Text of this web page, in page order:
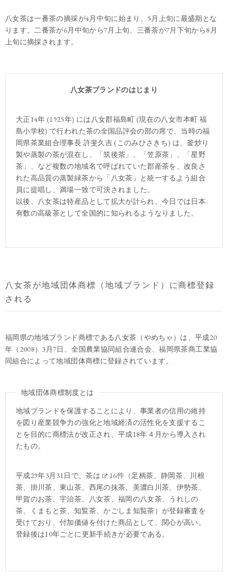
八女茶は一番茶の摘採が4月中旬に始まり、5月上旬に最盛期とな
ります。二番茶が6月中旬から7月上旬、三番茶が7月下旬から8月
上旬に摘採されます。
八女茶ブランドのはじまり
大正14年 (1925年) には八女郡福島町 (現在の八女市本町 福
島小学校) で行われた茶の全国品評会の部の席で、当時の福
岡県茶業組合理事長 許斐久吉 (このみひさきち) は、釜炒り
製や蒸製の茶が混在し、「筑後茶」、「笠原茶」、「星野
茶」、など複数の地域名で呼ばれていた郡産茶を、改良さ
れた高品質の蒸製緑茶から「八女茶」と統一するよう組合
員に提唱し、満場一致で可決されました。
以後、八女茶は特産品として拡大が計られ、今日では日本
有数の高級茶として全国的に知られるようなりました。
八女茶が地域団体商標（地域ブランド）に商標登録
される
福岡県の地域ブランド商標である八女茶（やめちゃ）は、平成20
年（2008）3月7日、全国農業協同組合連合会、福岡県茶商工業協
同組合によって地域団体商標に登録されています。
地域団体商標制度とは
地域ブランドを保護することにより、事業者の信用の維持
を図り産業競争力の強化と地域経済の活性化を支援するこ
とを目的に商標法が改正され、平成18年４月から導入され
たもの。
平成29年3月31日で、茶は 16件 （足柄茶、静岡茶、川根
茶、掛川茶、東山茶、西尾の抹茶、美濃白川茶、伊勢茶、
甲賀のお茶、宇治茶、八女茶、福岡の八女茶、うれしの
茶、くまもと茶、知覧茶、かごしま知覧茶）が登録審査を
受けており、付加価値を付けた商品として、関心が高い。
登録後は10年ごとに更新手続きが必要である。